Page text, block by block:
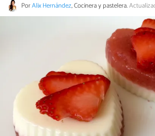
PorAlix Hernández, Cocinera y pastelera.